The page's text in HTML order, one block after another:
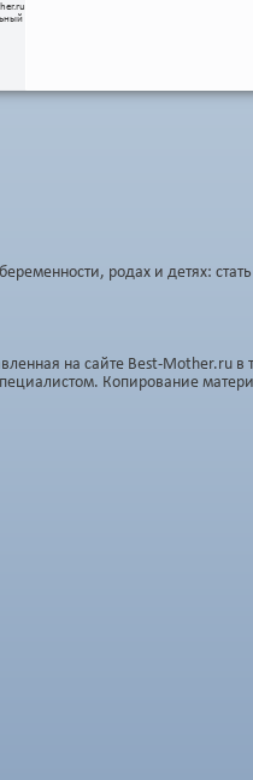
родах и детях:
на сайте Best-Mother.ru
Копирование